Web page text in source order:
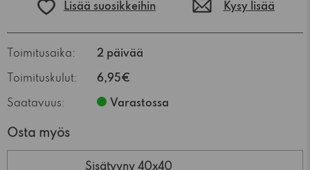
Lisää suosikkeihin Kysy lisää
Toimitusaika: 2 päivää
Toimituskulut: 6,95€
Saatavuus: Varastossa
Osta myös
Sisätyyny 40x40